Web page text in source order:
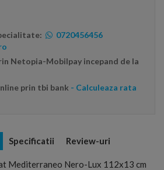
0720456456
Netopia-Mobilpay incepand de la
prin tbi bank - Calculeaza rata
Specificatii Review-uri
Mediterraneo Nero-Lux 112x13 cm